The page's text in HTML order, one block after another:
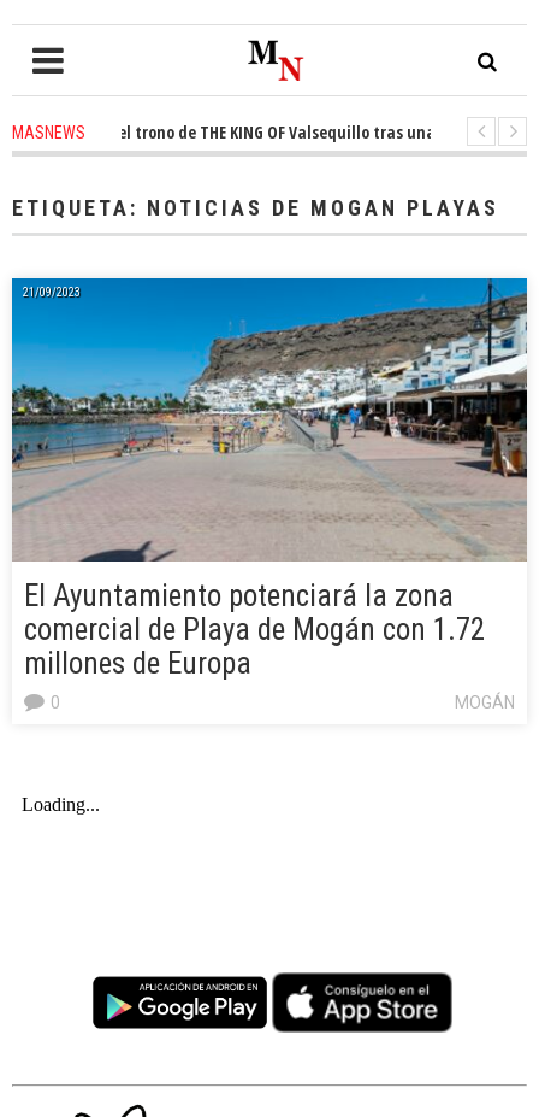
MASNEWSel trono de THE KING OF Valsequillo tras una jornada de
ETIQUETA: NOTICIAS DE MOGAN PLAYAS
21/09/2023
El Ayuntamiento potenciará la zona
comercial de Playa de Mogán con 1.72
millones de Europa
MOGÁN
0